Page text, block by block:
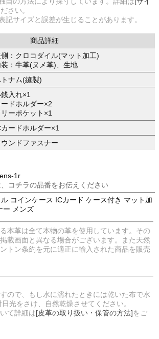
さい。
記サイズと誤差が生じることがあります。
商品詳細
：クロコダイル(マット加工)
装：牛革(ヌメ革)、生地
ナム(縫製)
入れ×1
ードホルダー×2
リーポケット×1
カードホルダー×1
ウンドファスナー
1r
コチラの品番をお伝えください
コインケース ICカード ケース付き マット加
ー メンズ
本革は全て本物の革を使用しています。その
載画面と異なる場合がございます。また天然
トン条約を元に適正に輸入された商品を販売
ので、もし水に濡れたときには乾いた布で水
光をさけ、自然乾燥させてください。
て詳細は[皮革の取り扱い・保管の方法]をご